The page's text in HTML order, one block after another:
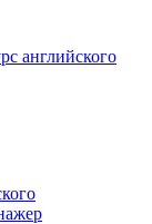
английского